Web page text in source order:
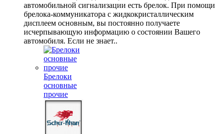
автомобильной сигнализации есть брелок. При помощи
брелока-коммуникатора с жидкокристаллическим
дисплеем основным, вы постоянно получаете
исчерпывающую информацию о состоянии Вашего
автомобиля. Если не знает..
Брелоки
основные
прочие